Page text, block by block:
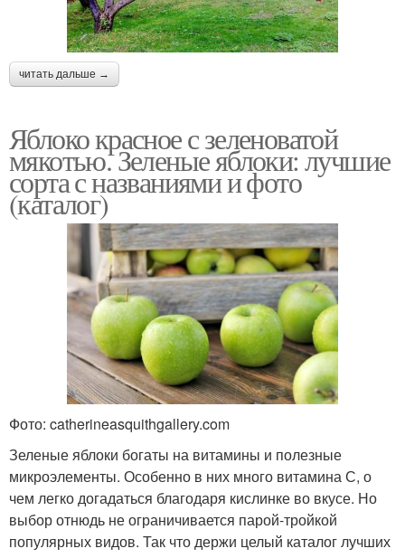
читать дальше →
Яблоко красное с зеленоватой
мякотью. Зеленые яблоки: лучшие
сорта с названиями и фото
(каталог)
Фото: catherineasquithgallery.com
Зеленые яблоки богаты на витамины и полезные
микроэлементы. Особенно в них много витамина С, о
чем легко догадаться благодаря кислинке во вкусе. Но
выбор отнюдь не ограничивается парой-тройкой
популярных видов. Так что держи целый каталог лучших